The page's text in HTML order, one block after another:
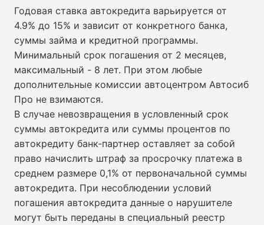
Годовая ставка автокредита варьируется от
4.9% до 15% и зависит от конкретного банка,
суммы займа и кредитной программы.
Минимальный срок погашения от 2 месяцев,
максимальный - 8 лет. При этом любые
дополнительные комиссии автоцентром Автосиб
Про не взимаются.
В случае невозвращения в условленный срок
суммы автокредита или суммы процентов по
автокредиту банк-партнер оставляет за собой
право начислить штраф за просрочку платежа в
среднем размере 0,1% от первоначальной суммы
автокредита. При несоблюдении условий
погашения автокредита данные о нарушителе
могут быть переданы в специальный реестр